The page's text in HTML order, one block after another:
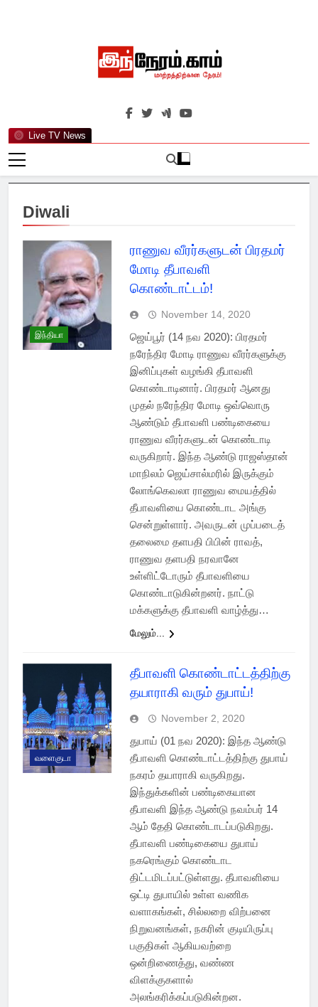
Live TV News
இந்நேரம்.காம்
செய்திகளுக்கு அப்பால்…
Diwali
இந்தியா
ராணுவ வீரர்களுடன் பிரதமர்
மோடி தீபாவளி
கொண்டாட்டம்!
November 14, 2020
ஜெய்பூர் (14 நவ 2020): பிரதமர்
நரேந்திர மோடி ராணுவ வீரர்களுக்கு
இனிப்புகள் வழங்கி தீபாவளி
கொண்டாடினார். பிரதமர் ஆனது
முதல் நரேந்திர மோடி ஒவ்வொரு
ஆண்டும் தீபாவளி பண்டிகையை
ராணுவ வீரர்களுடன் கொண்டாடி
வருகிறார். இந்த ஆண்டு ராஜஸ்தான்
மாநிலம் ஜெய்சால்மரில் இருக்கும்
லோங்கெவலா ராணுவ மையத்தில்
தீபாவளியை கொண்டாட அங்கு
சென்றுள்ளார். அவருடன் முப்படைத்
தலைமை தளபதி பிபின் ராவத்,
ராணுவ தளபதி நரவானே
உள்ளிட்டோரும் தீபாவளியை
கொண்டாடுகின்றனர். நாட்டு
மக்களுக்கு தீபாவளி வாழ்த்து…
மேலும்...
வளைகுடா
தீபாவளி கொண்டாட்டத்திற்கு
தயாராகி வரும் துபாய்!
November 2, 2020
துபாய் (01 நவ 2020): இந்த ஆண்டு
தீபாவளி கொண்டாட்டத்திற்கு துபாய்
நகரம் தயாராகி வருகிறது.
இந்துக்களின் பண்டிகையான
தீபாவளி இந்த ஆண்டு நவம்பர் 14
ஆம் தேதி கொண்டாடப்படுகிறது.
தீபாவளி பண்டிகையை துபாய்
நகரெங்கும் கொண்டாட
திட்டமிடப்பட்டுள்ளது. தீபாவளியை
ஒட்டி துபாயில் உள்ள வணிக
வளாகங்கள், சில்லறை விற்பனை
நிறுவனங்கள், நகரின் குடியிருப்பு
பகுதிகள் ஆகியவற்றை
ஒன்றிணைத்து, வண்ண
விளக்குகளால்
அலங்கரிக்கப்படுகின்றன.